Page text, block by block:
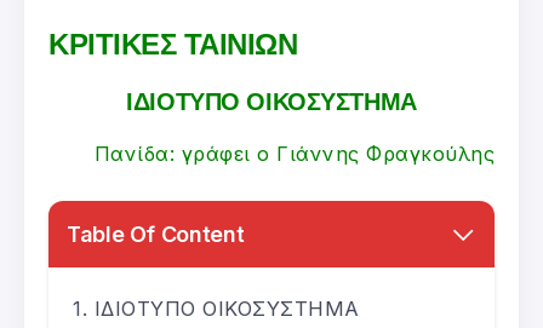
ΚΡΙΤΙΚΕΣ ΤΑΙΝΙΩΝ
ΙΔΙΟΤΥΠΟ ΟΙΚΟΣΥΣΤΗΜΑ
Πανίδα: γράφει ο Γιάννης Φραγκούλης
Table Of Content
ΙΔΙΟΤΥΠΟ ΟΙΚΟΣΥΣΤΗΜΑ